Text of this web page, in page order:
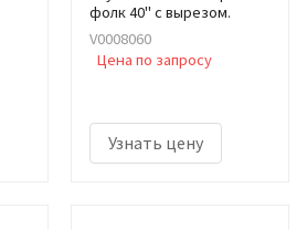
фолк 40" с вырезом.
V0008060
Цена по запросу
Узнать цену